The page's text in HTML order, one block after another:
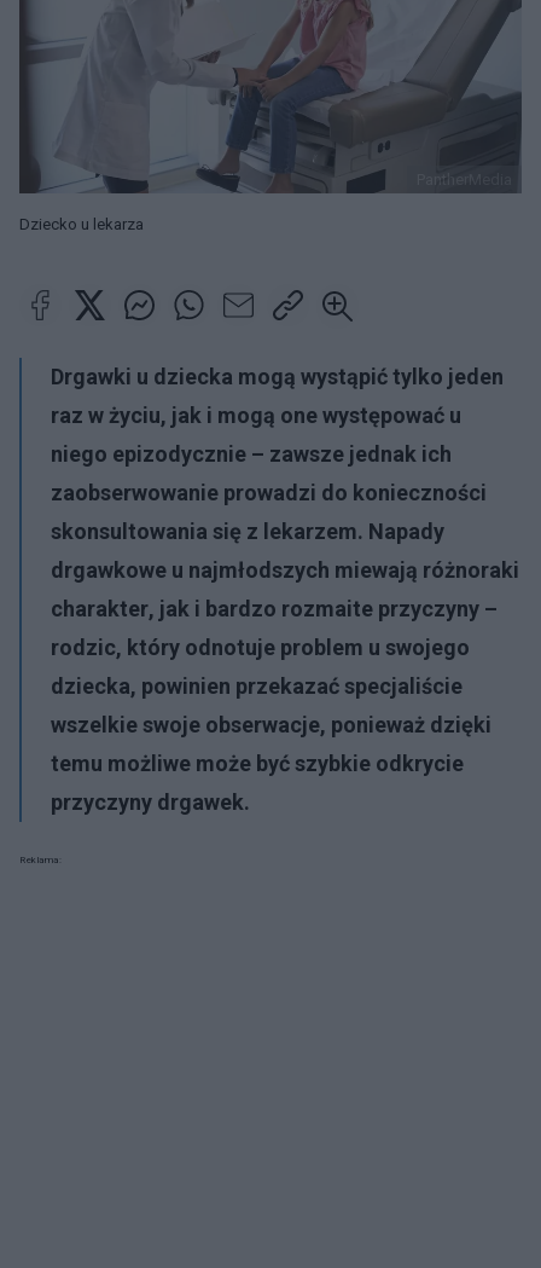
PantherMedia
Dziecko u lekarza
Drgawki u dziecka mogą wystąpić tylko jeden
raz w życiu, jak i mogą one występować u
niego epizodycznie – zawsze jednak ich
zaobserwowanie prowadzi do konieczności
skonsultowania się z lekarzem. Napady
drgawkowe u najmłodszych miewają różnoraki
charakter, jak i bardzo rozmaite przyczyny –
rodzic, który odnotuje problem u swojego
dziecka, powinien przekazać specjaliście
wszelkie swoje obserwacje, ponieważ dzięki
temu możliwe może być szybkie odkrycie
przyczyny drgawek.
Reklama: